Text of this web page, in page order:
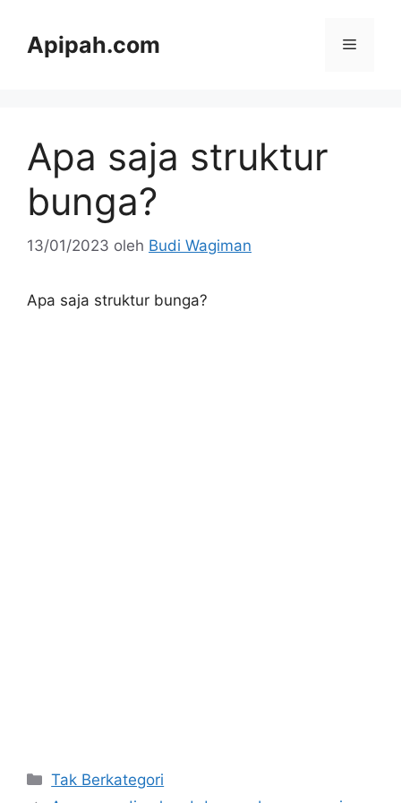
Apipah.com Menu
Apa saja struktur
bunga?
13/01/2023 oleh Budi Wagiman
Apa saja struktur bunga?
Kategori
Tak Berkategori